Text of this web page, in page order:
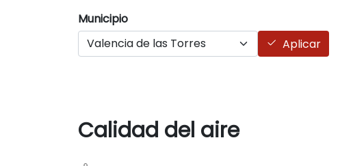
Municipio
Aplicar
Calidad del aire